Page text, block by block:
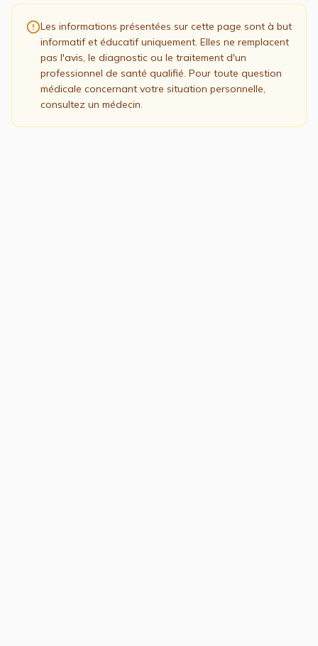
Les informations présentées sur cette page sont à but
informatif et éducatif uniquement. Elles ne remplacent
pas l'avis, le diagnostic ou le traitement d'un
professionnel de santé qualifié. Pour toute question
médicale concernant votre situation personnelle,
consultez un médecin.